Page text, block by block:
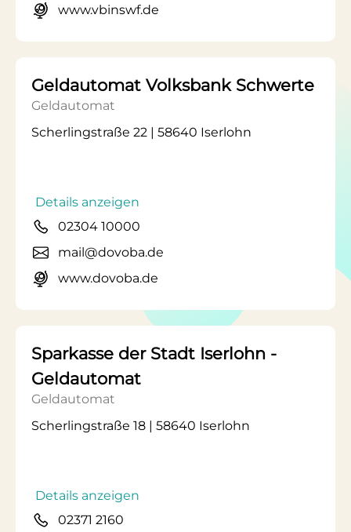
www.vbinswf.de
Geldautomat Volksbank Schwerte
Geldautomat
Scherlingstraße 22 | 58640 Iserlohn
Details anzeigen
02304 10000
mail@dovoba.de
www.dovoba.de
Sparkasse der Stadt Iserlohn -
Geldautomat
Geldautomat
Scherlingstraße 18 | 58640 Iserlohn
Details anzeigen
02371 2160